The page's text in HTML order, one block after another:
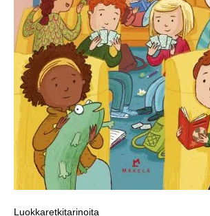
Luokkaretkitarinoita